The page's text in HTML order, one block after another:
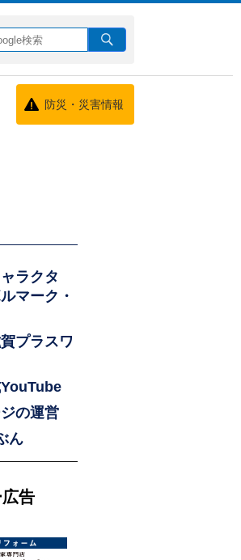
防災・災害情報
ラクタ
マーク・
プラスワ
の運営
ん
告